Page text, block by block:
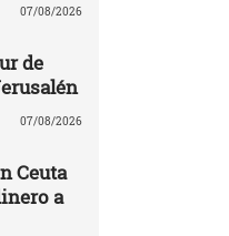
07/08/2026
de
07/08/2026
Ceuta
a